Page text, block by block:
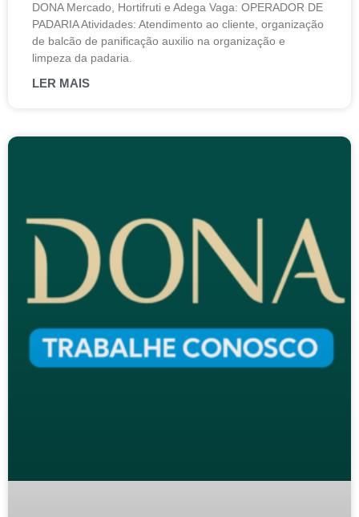
DONA Mercado, Hortifruti e Adega Vaga: OPERADOR DE
PADARIA Atividades: Atendimento ao cliente, organização
de balcão de panificação auxilio na organização e
limpeza da padaria.
LER MAIS